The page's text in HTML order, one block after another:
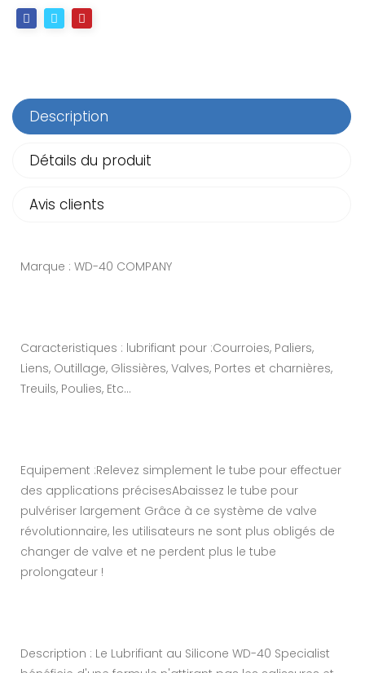
Description
Détails du produit
Avis clients
Marque : WD-40 COMPANY
Caracteristiques : lubrifiant pour :Courroies, Paliers,
Liens, Outillage, Glissières, Valves, Portes et charnières,
Treuils, Poulies, Etc...
Equipement :Relevez simplement le tube pour effectuer
des applications précisesAbaissez le tube pour
pulvériser largement Grâce à ce système de valve
révolutionnaire, les utilisateurs ne sont plus obligés de
changer de valve et ne perdent plus le tube
prolongateur !
Description : Le Lubrifiant au Silicone WD-40 Specialist